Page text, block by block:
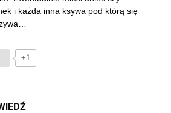
i każda inna ksywa pod którą się
+1